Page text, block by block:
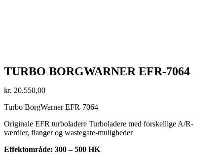
TURBO BORGWARNER EFR-7064
kr. 20.550,00
Turbo BorgWarner EFR-7064
Originale EFR turboladere Turboladere med forskellige A/R-
værdier, flanger og wastegate-muligheder
Effektområde: 300 – 500 HK